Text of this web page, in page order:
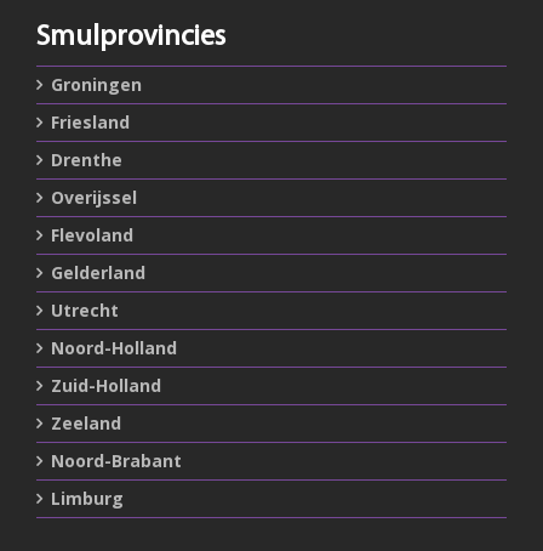
Smulprovincies
Groningen
Friesland
Drenthe
Overijssel
Flevoland
Gelderland
Utrecht
Noord-Holland
Zuid-Holland
Zeeland
Noord-Brabant
Limburg